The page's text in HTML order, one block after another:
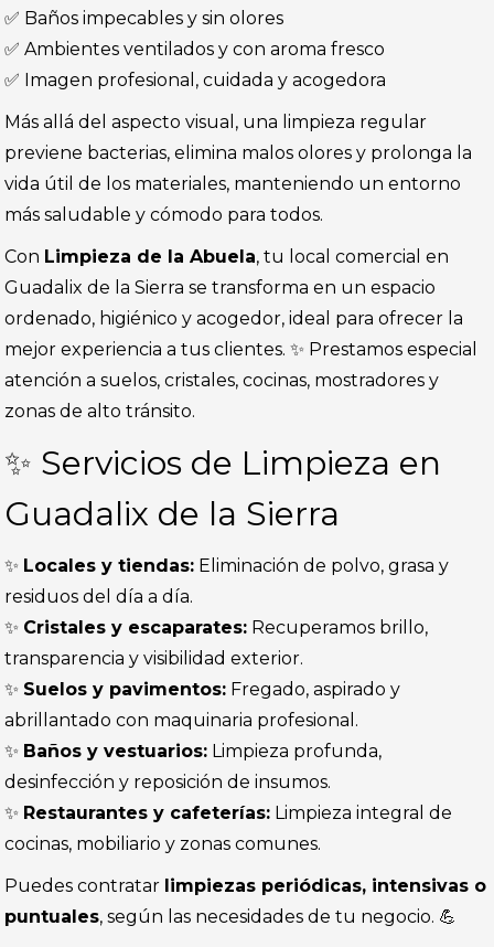
✅ Baños impecables y sin olores
✅ Ambientes ventilados y con aroma fresco
✅ Imagen profesional, cuidada y acogedora
Más allá del aspecto visual, una limpieza regular
previene bacterias, elimina malos olores y prolonga la
vida útil de los materiales, manteniendo un entorno
más saludable y cómodo para todos.
Con Limpieza de la Abuela, tu local comercial en
Guadalix de la Sierra se transforma en un espacio
ordenado, higiénico y acogedor, ideal para ofrecer la
mejor experiencia a tus clientes. ✨ Prestamos especial
atención a suelos, cristales, cocinas, mostradores y
zonas de alto tránsito.
✨ Servicios de Limpieza en
Guadalix de la Sierra
✨ Locales y tiendas: Eliminación de polvo, grasa y
residuos del día a día.
✨ Cristales y escaparates: Recuperamos brillo,
transparencia y visibilidad exterior.
✨ Suelos y pavimentos: Fregado, aspirado y
abrillantado con maquinaria profesional.
✨ Baños y vestuarios: Limpieza profunda,
desinfección y reposición de insumos.
✨ Restaurantes y cafeterías: Limpieza integral de
cocinas, mobiliario y zonas comunes.
Puedes contratar limpiezas periódicas, intensivas o
puntuales, según las necesidades de tu negocio. 💪